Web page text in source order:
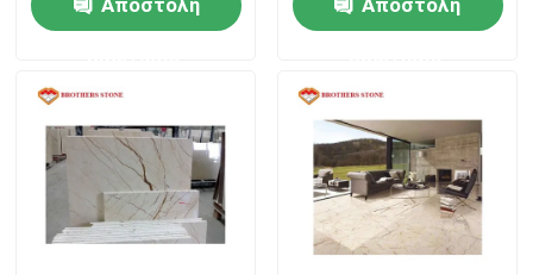
Γυαλισμένος γρανίτης Stone
Φλεμένος γρανίτης Stone
Μαρμάρινη πέτρινη πλάκα
Countertop
λουτρών